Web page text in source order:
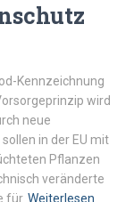
Kennzeichnung
wird
neue
in der EU mit
Pflanzen
veränderte
für Weiterlesen